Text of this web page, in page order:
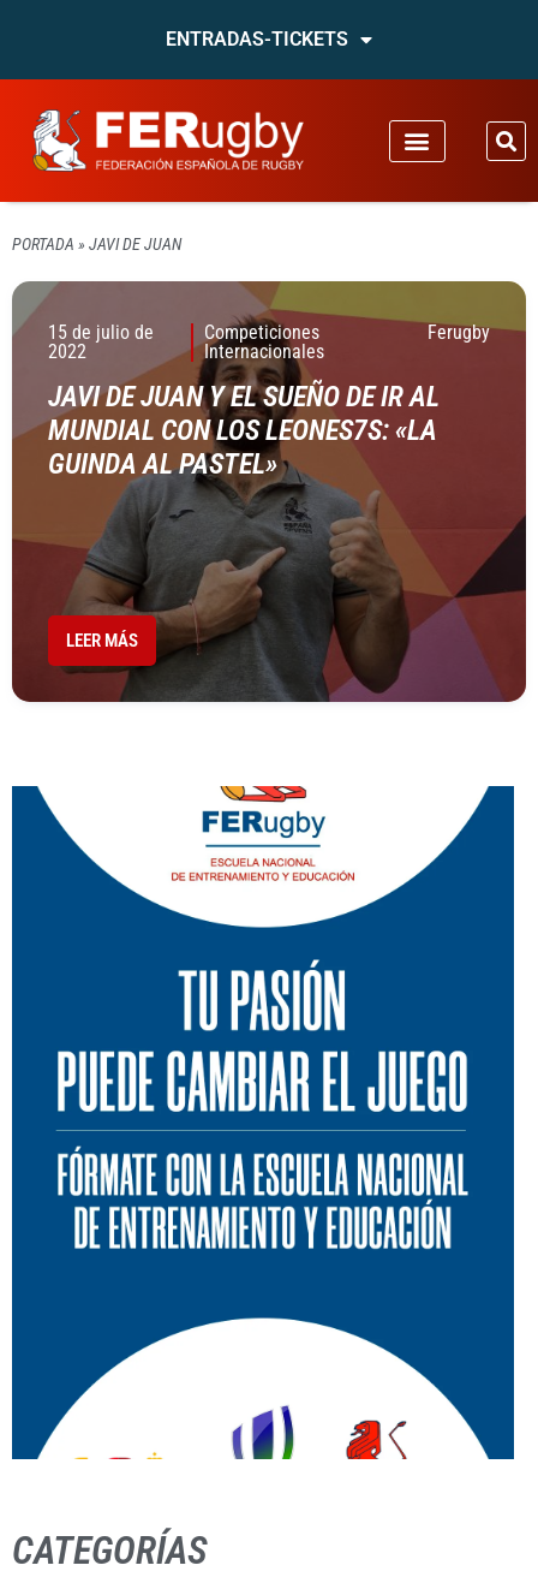
ENTRADAS-TICKETS
PORTADA » JAVI DE JUAN
15 de julio de
2022
Competiciones
Internacionales
Ferugby
JAVI DE JUAN Y EL SUEÑO DE IR AL
MUNDIAL CON LOS LEONES7S: «LA
GUINDA AL PASTEL»
LEER MÁS
CATEGORÍAS